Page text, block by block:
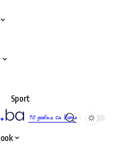
10 godina sa Vama
Sport